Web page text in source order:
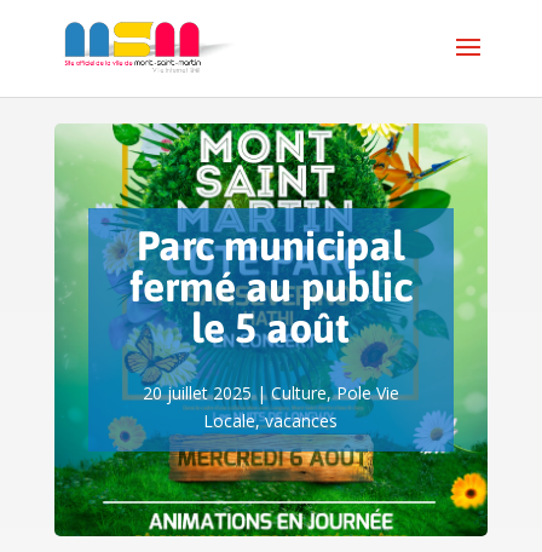
Parc municipal
fermé au public
le 5 août
20 juillet 2025|Culture,Pole Vie
Locale,vacances